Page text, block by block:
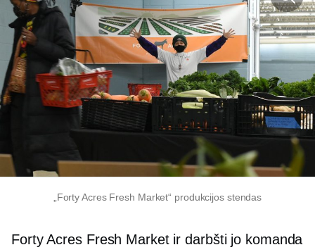
„Forty Acres Fresh Market“ produkcijos stendas
Forty Acres Fresh Market ir darbšti jo komanda